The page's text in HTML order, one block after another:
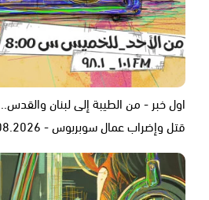
اول خبر - من الطيبة إلى لبنان
قتل وإضراب عمال سوبربوس - 06.08.2026